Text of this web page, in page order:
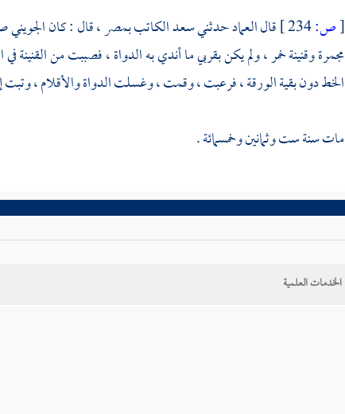
[ص: قالالعمادحدثنيسعد الكاتببمصر، قال : كانالجويني
مجمرة وقنينة خمر ، ولم يكن بقربي ما أندي به الدواة ، فصببت من
الخط دون بقية الورقة ، فرعبت ، وقمت ، وغسلت الدواة والأقلام ، وتبت
مات سنة ست وثمانين وخمسمائة .
الخدمات العلمية